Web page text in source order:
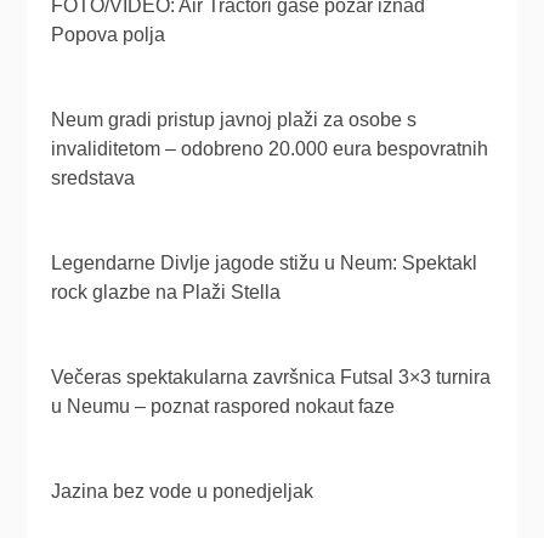
FOTO/VIDEO: Air Tractori gase požar iznad
Popova polja
Neum gradi pristup javnoj plaži za osobe s
invaliditetom – odobreno 20.000 eura bespovratnih
sredstava
Legendarne Divlje jagode stižu u Neum: Spektakl
rock glazbe na Plaži Stella
Večeras spektakularna završnica Futsal 3×3 turnira
u Neumu – poznat raspored nokaut faze
Jazina bez vode u ponedjeljak